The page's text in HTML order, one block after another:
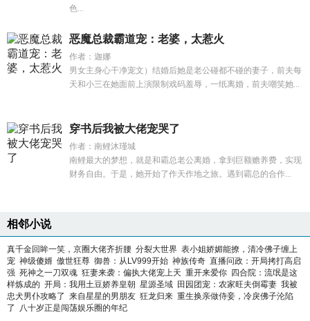
色...
恶魔总裁霸道宠：老婆，太惹火
作者：迦娜
男女主身心干净宠文）结婚后她是老公碰都不碰的妻子，前夫每
天和小三在她面前上演限制戏码羞辱，一纸离婚，前夫嘲笑她...
穿书后我被大佬宠哭了
作者：南鲤沐瑾城
南鲤最大的梦想，就是和霸总老公离婚，拿到巨额赡养费，实现
财务自由。于是，她开始了作天作地之旅。遇到霸总的合作...
相邻小说
真千金回眸一笑，京圈大佬齐折腰 分裂大世界 表小姐娇媚能撩，清冷佛子缠上
宠 神级傻婿 傲世狂尊 御兽：从LV999开始 神族传奇 直播问政：开局拷打高启
强 死神之一刀双魂 狂妻来袭：偏执大佬宠上天 重开来爱你 四合院：流氓是这
样炼成的 开局：我用土豆娇养皇朝 星源圣域 田园团宠：农家旺夫倒霉妻 我被
忠犬男仆攻略了 来自星星的男朋友 狂龙归来 重生换亲做侍妾，冷戾佛子沦陷
了
八十岁正是闯荡娱乐圈的年纪